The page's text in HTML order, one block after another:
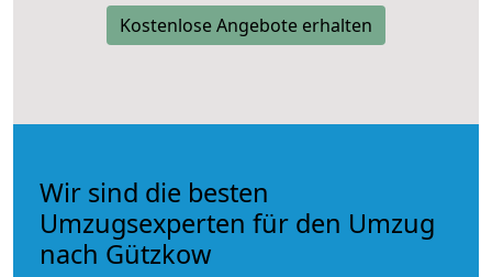
Kostenlose Angebote erhalten
Wir sind die besten
Umzugsexperten für den Umzug
nach Gützkow